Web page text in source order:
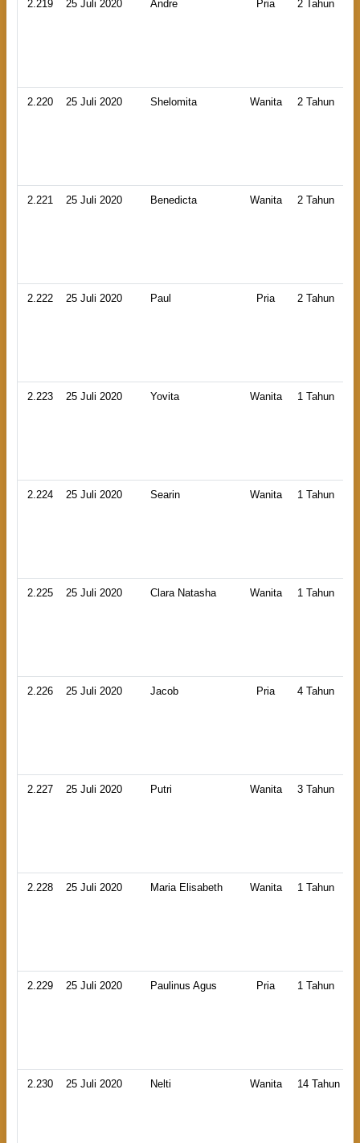
2.219 25 Juli 2020 Andre Pria 2 Tahun
2.220 25 Juli 2020 Shelomita Wanita 2 Tahun
2.221 25 Juli 2020 Benedicta Wanita 2 Tahun
2.222 25 Juli 2020 Paul Pria 2 Tahun
2.223 25 Juli 2020 Yovita Wanita 1 Tahun
2.224 25 Juli 2020 Searin Wanita 1 Tahun
2.225 25 Juli 2020 Clara Natasha Wanita 1 Tahun
2.226 25 Juli 2020 Jacob Pria 4 Tahun
2.227 25 Juli 2020 Putri Wanita 3 Tahun
2.228 25 Juli 2020 Maria Elisabeth Wanita 1 Tahun
2.229 25 Juli 2020 Paulinus Agus Pria 1 Tahun
2.230 25 Juli 2020 Nelti Wanita 14 Tahun